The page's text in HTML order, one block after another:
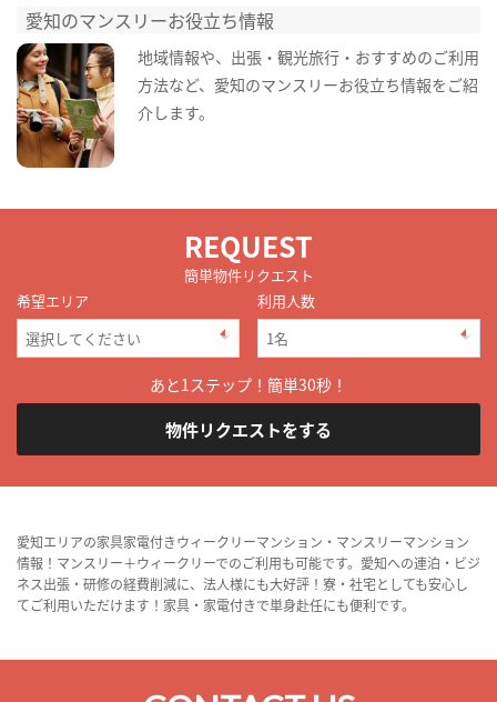
愛知のマンスリーお役立ち情報
地域情報や、出張・観光旅行・おすすめのご利用
方法など、愛知のマンスリーお役立ち情報をご紹
介します。
REQUEST
簡単物件リクエスト
希望エリア
利用人数
あと1ステップ！簡単30秒！
物件リクエストをする
愛知エリアの家具家電付きウィークリーマンション・マンスリーマンション
情報！マンスリー＋ウィークリーでのご利用も可能です。愛知への連泊・ビジ
ネス出張・研修の経費削減に、法人様にも大好評！寮・社宅としても安心し
てご利用いただけます！家具・家電付きで単身赴任にも便利です。